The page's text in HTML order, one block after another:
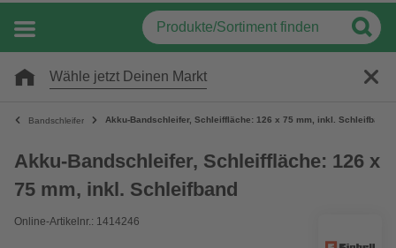
Wähle jetzt Deinen Markt
Bandschleifer Akku-Bandschleifer, Schleiffläche: 126 x 75 mm, inkl. Schleifband
Akku-Bandschleifer, Schleiffläche: 126 x
75 mm, inkl. Schleifband
Online-Artikelnr.: 1414246